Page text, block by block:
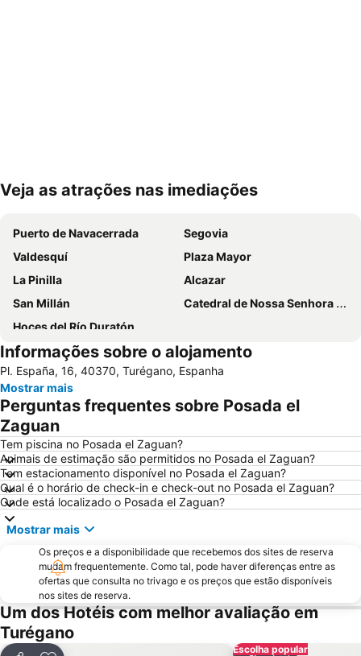
Ampliar mapa
Veja as atrações nas imediações
Puerto de Navacerrada
Segovia
Valdesquí
Plaza Mayor
La Pinilla
Alcazar
San Millán
Catedral de Nossa Senhora da Assunção e de San Frutos
Hoces del Río Duratón
Informações sobre o alojamento
Pl. España, 16, 40370, Turégano, Espanha
Mostrar mais
Perguntas frequentes sobre Posada el
Zaguan
Tem piscina no Posada el Zaguan?
Animais de estimação são permitidos no Posada el Zaguan?
Tem estacionamento disponível no Posada el Zaguan?
Qual é o horário de check-in e check-out no Posada el Zaguan?
Onde está localizado o Posada el Zaguan?
Mostrar mais
Os preços e a disponibilidade que recebemos dos sites de reserva
mudam frequentemente. Como tal, pode haver diferenças entre as
ofertas que consulta no trivago e os preços que estão disponíveis
nos sites de reserva.
Um dos Hotéis com melhor avaliação em
Turégano
Escolha popular